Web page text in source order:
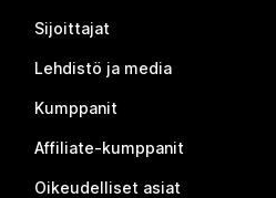
Sijoittajat
Lehdistö ja media
Kumppanit
Affiliate-kumppanit
Oikeudelliset asiat